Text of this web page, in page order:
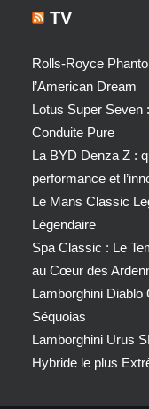
TV
Rolls-Royce
l’American Dream
Lotus Super Seven
Conduite Pure
La BYD Denza Z :
performance et
Le Mans Classic
Légendaire
Spa Classic : Le
au Cœur des
Lamborghini
Séquoias
Lamborghini Urus
Hybride le plus